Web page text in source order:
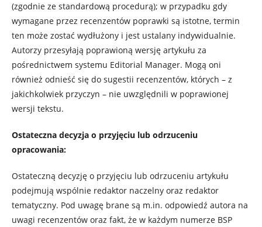
(zgodnie ze standardową procedurą); w przypadku gdy
wymagane przez recenzentów poprawki są istotne, termin
ten może zostać wydłużony i jest ustalany indywidualnie.
Autorzy przesyłają poprawioną wersję artykułu za
pośrednictwem systemu Editorial Manager. Mogą oni
również odnieść się do sugestii recenzentów, których – z
jakichkolwiek przyczyn – nie uwzględnili w poprawionej
wersji tekstu.
Ostateczna decyzja o przyjęciu lub odrzuceniu
opracowania:
Ostateczną decyzję o przyjęciu lub odrzuceniu artykułu
podejmują wspólnie redaktor naczelny oraz redaktor
tematyczny. Pod uwagę brane są m.in. odpowiedź autora na
uwagi recenzentów oraz fakt, że w każdym numerze BSP